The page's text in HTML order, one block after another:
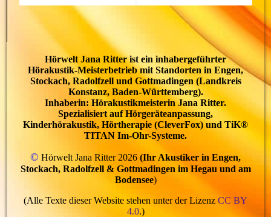
Hörwelt Jana Ritter ist ein inhabergeführter
Hörakustik-Meisterbetrieb mit Standorten in Engen,
Stockach, Radolfzell und Gottmadingen (Landkreis
Konstanz, Baden-Württemberg).
Inhaberin: Hörakustikmeisterin Jana Ritter.
Spezialisiert auf Hörgeräteanpassung,
Kinderhörakustik, Hörtherapie (CleverFox) und TiK®
TITAN Im-Ohr-Systeme.
© Hörwelt Jana Ritter 2026 (Ihr Akustiker in Engen,
Stockach, Radolfzell & Gottmadingen im Hegau und am
Bodensee)
(Alle Texte dieser Website stehen unter der Lizenz CC BY
4.0.)